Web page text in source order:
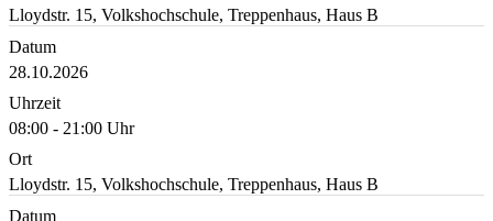
Lloydstr. 15, Volkshochschule, Treppenhaus, Haus B
Datum
28.10.2026
Uhrzeit
08:00 - 21:00 Uhr
Ort
Lloydstr. 15, Volkshochschule, Treppenhaus, Haus B
Datum